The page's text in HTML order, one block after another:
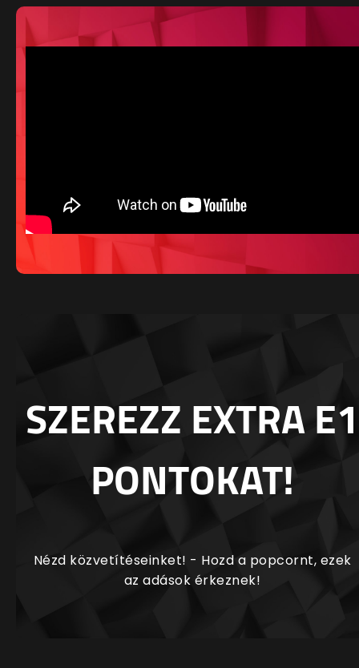
SZEREZZ EXTRA E1
PONTOKAT!
Nézd közvetítéseinket! - Hozd a popcornt, ezek
az adások érkeznek!